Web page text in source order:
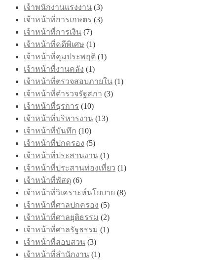
เจ้าพนักงานแรงงาน (3)
เจ้าหน้าที่การเกษตร (3)
เจ้าหน้าที่การเงิน (7)
เจ้าหน้าที่คดีพิเศษ (1)
เจ้าหน้าที่คุมประพฤติ (1)
เจ้าหน้าที่งานคลัง (1)
เจ้าหน้าที่ตรวจสอบภายใน (1)
เจ้าหน้าที่ตำรวจรัฐสภา (3)
เจ้าหน้าที่ธุรการ (10)
เจ้าหน้าที่บริหารงาน (13)
เจ้าหน้าที่บันทึก (10)
เจ้าหน้าที่ปกครอง (5)
เจ้าหน้าที่ประสานงาน (1)
เจ้าหน้าที่ประสานท่องเที่ยว (1)
เจ้าหน้าที่พัสดุ (6)
เจ้าหน้าที่วิเคราะห์นโยบาย (8)
เจ้าหน้าที่ศาลปกครอง (5)
เจ้าหน้าที่ศาลยุติธรรม (2)
เจ้าหน้าที่ศาลรัฐธรรม (1)
เจ้าหน้าที่สอบสวน (3)
เจ้าหน้าที่สำนักงาน (1)